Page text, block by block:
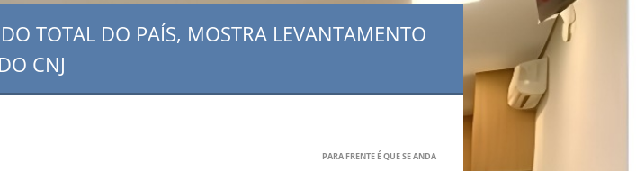
TOTAL DO PAÍS, MOSTRA LEVANTAMENTO
DO CNJ
PARA FRENTE É QUE SE ANDA